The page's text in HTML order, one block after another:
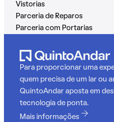
Vistorias
Parceria de Reparos
Parceria com Portarias
Para proporcionar uma
quem precisa de um lar ou
QuintoAndar aposta em
tecnologia de ponta.
Mais informações